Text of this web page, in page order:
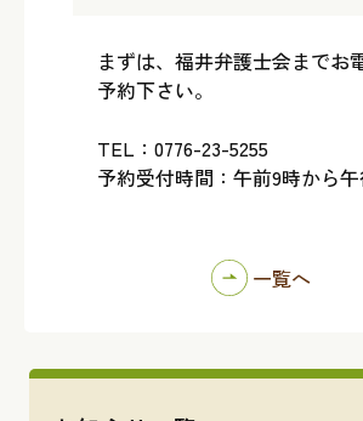
まずは、福井弁護士会までお
予約下さい。
TEL：0776-23-5255
予約受付時間：午前9時から
一覧へ